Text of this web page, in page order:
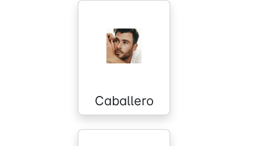
Caballero